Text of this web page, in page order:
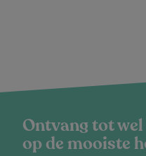
Ontvang tot
op de mooiste